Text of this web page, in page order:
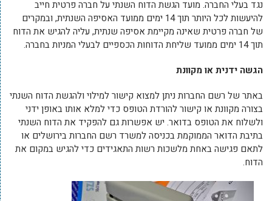
נגד בעלי החברה. מועד הגשת הדוח השנתי על חברה פרטית חייב
להיעשות לכל היותר תוך 14 ימים ממועד האסיפה השנתית, ובמקרים
של חברה פרטית שאינה מקיימת אסיפה שנתית, עליה להגיש את הדוח
תוך 14 ימים ממועד שליחת הדוחות הכספיים לבעלי המניות בחברה.
הגשה ידנית או מקוונת
באתר של רשם החברות ניתן למצוא קישור למילוי ולהגשת הדוח השנתי
בצורה מקוונת או קישור להורדת הטופס כדי למלא אותו באופן ידני
ולשלוח את הטופס בדואר. יש אפשרות גם להפקיד את הדוח השנתי
בתיבת הדואר הממוקמת בכניסה למשרד רשם החברות בירושלים או
לתאם פגישה באחת מלשכות רשות התאגידים כדי להגיש במקום את
הדוח.